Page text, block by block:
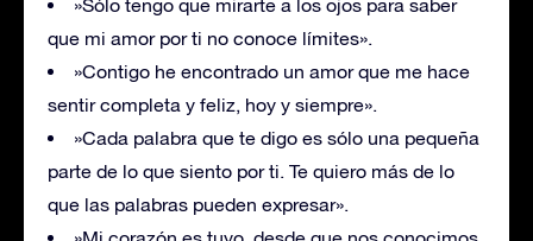
»Sólo tengo que mirarte a los ojos para saber
que mi amor por ti no conoce límites».
»Contigo he encontrado un amor que me hace
sentir completa y feliz, hoy y siempre».
»Cada palabra que te digo es sólo una pequeña
parte de lo que siento por ti. Te quiero más de lo
que las palabras pueden expresar».